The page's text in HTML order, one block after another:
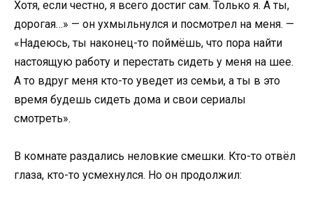
Хотя, если честно, я всего достиг сам. Только я. А ты,
дорогая…» — он ухмыльнулся и посмотрел на меня. —
«Надеюсь, ты наконец-то поймёшь, что пора найти
настоящую работу и перестать сидеть у меня на шее.
А то вдруг меня кто-то уведет из семьи, а ты в это
время будешь сидеть дома и свои сериалы
смотреть».
В комнате раздались неловкие смешки. Кто-то отвёл
глаза, кто-то усмехнулся. Но он продолжил: